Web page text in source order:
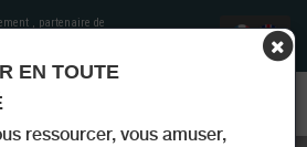
, partenaire de
- ROQUIAGUE - PAYS BASQUE
EN TOUTE
ressourcer, vous amuser,